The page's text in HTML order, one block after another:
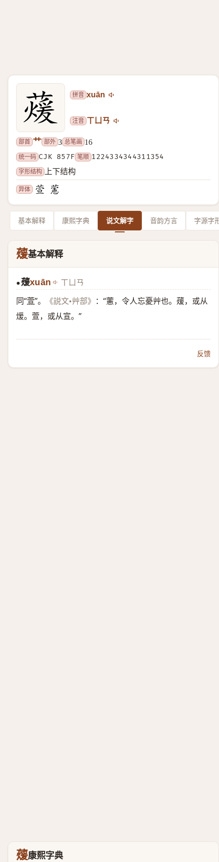
拼音 xuān
注音 ㄒㄩㄢ
部首 艹 部外 3 总笔画 16
统一码 CJK 857F 笔顺 1224334344311354
字形结构
上下结构
异体
基本解释 康熙字典 说文解字 音韵方言 字源字
蕿基本解释
●蕿xuān ㄒㄩㄢ
同“萱”。 《説文•艸部》
：“藼，令人忘憂艸也。蕿，或从
煖。萱，或从宣。”
反馈
蕿康熙字典